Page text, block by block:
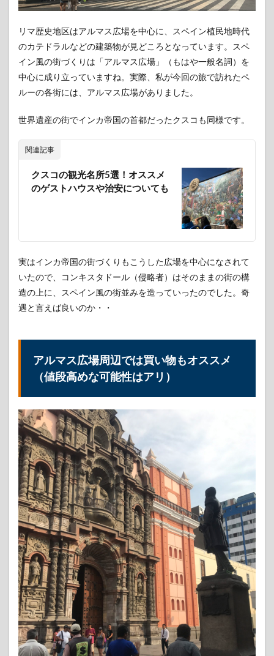
は路
イブ
賑わ
う
1.4
リマ
地区
の治
（体
2
リマ
ラ・
フロ
ーレ
ン
恋人
2.1
ミ
フロ
ーレ
ンス
の恋
人た
ちの
公園
はさ
すが
ラテ
ン系
とい
う感
じ
3
リマの
観光名所
③：Museo
Nacional De
Arqueologia,
Antropologia
E Historia
Del
Perú（ペル
リマ歴史地区はアルマス広場を中心に、スペイン植民地時代
のカテドラルなどの建築物が見どころとなっています。スペ
イン風の街づくりは「アルマス広場」（もはや一般名詞）を
中心に成り立っていますね。実際、私が今回の旅で訪れたペ
ルーの各街には、アルマス広場がありました。
世界遺産の街でインカ帝国の首都だったクスコも同様です。
関連記事
クスコの観光名所5選！オススメ
のゲストハウスや治安についても
実はインカ帝国の街づくりもこうした広場を中心になされて
いたので、コンキスタドール（侵略者）はそのままの街の構
造の上に、スペイン風の街並みを造っていったのでした。奇
遇と言えば良いのか・・
アルマス広場周辺では買い物もオススメ
（値段高めな可能性はアリ）